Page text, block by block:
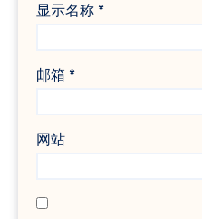
显示名称 *
邮箱 *
网站